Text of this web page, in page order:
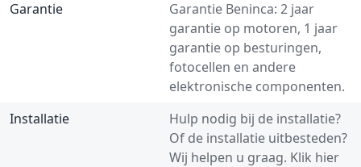
Garantie
Garantie Beninca: 2 jaar
garantie op motoren, 1 jaar
garantie op besturingen,
fotocellen en andere
elektronische componenten.
Installatie
Hulp nodig bij de installatie?
Of de installatie uitbesteden?
Wij helpen u graag. Klik hier